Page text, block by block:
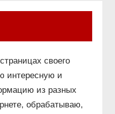
своего
интересную и
из разных
обрабатываю,